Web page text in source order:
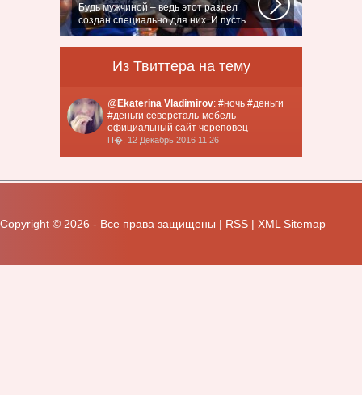
Будь мужчиной – ведь этот раздел
создан специально для них. И пусть
злопыхатели...
Из Твиттера на тему
@ Ekaterina Vladimirov: #ночь #деньги
#деньги северсталь-мебель
официальный сайт череповец
П�, 12 Декабрь 2016 11:26
Copyright © 2026 - Все права защищены | RSS | XML Sitemap